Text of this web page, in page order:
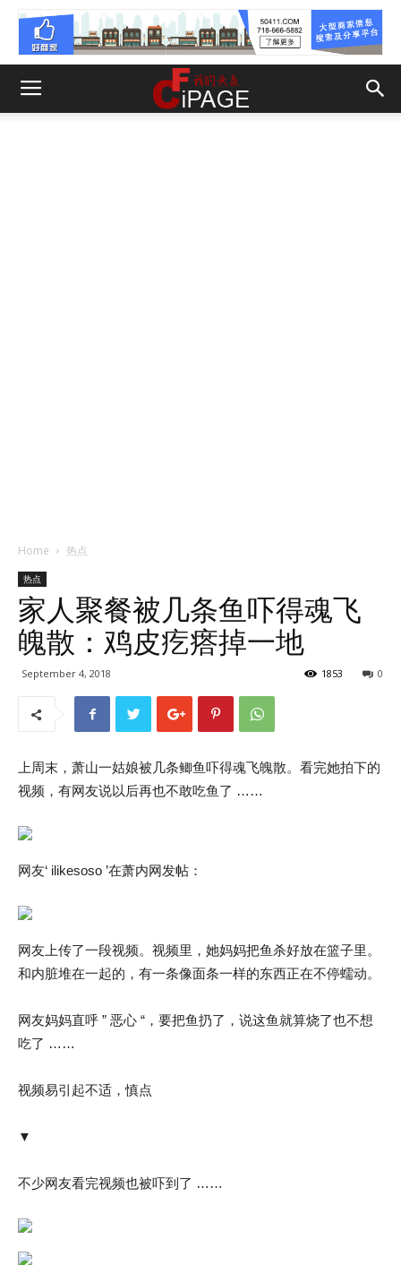
Home 热点
热点
家人聚餐被几条鱼吓得魂飞
魄散：鸡皮疙瘩掉一地
September 4, 2018 0
1853
上周末，萧山一姑娘被几条鲫鱼吓得魂飞魄散。看完她拍下的
视频，有网友说以后再也不敢吃鱼了 ……
网友‘ ilikesoso ’在萧内网发帖：
网友上传了一段视频。视频里，她妈妈把鱼杀好放在篮子里。
和内脏堆在一起的，有一条像面条一样的东西正在不停蠕动。
网友妈妈直呼 ” 恶心 “，要把鱼扔了，说这鱼就算烧了也不想
吃了 ……
视频易引起不适，慎点
▼
不少网友看完视频也被吓到了 ……